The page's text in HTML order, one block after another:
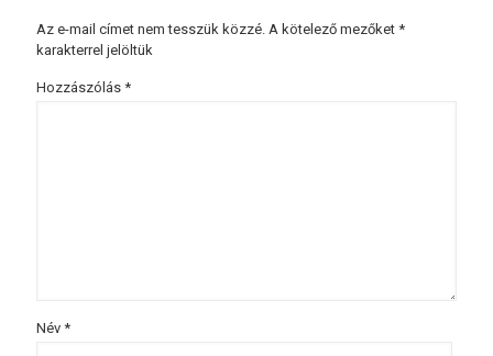
Az e-mail címet nem tesszük közzé. A kötelező mezőket *
karakterrel jelöltük
Hozzászólás *
Név *